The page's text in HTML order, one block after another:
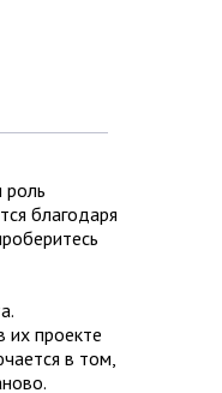
роль
благодаря
их проекте
в том,